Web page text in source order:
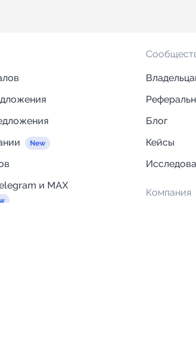
и MAX
Блог
Кейсы
Компания